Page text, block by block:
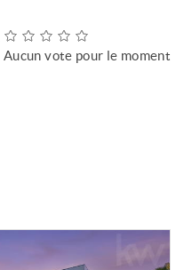
Aucun vote pour le moment